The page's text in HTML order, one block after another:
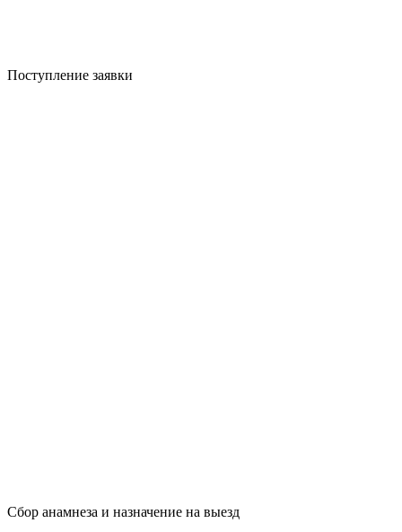
Поступление заявки
Сбор анамнеза и назначение на выезд